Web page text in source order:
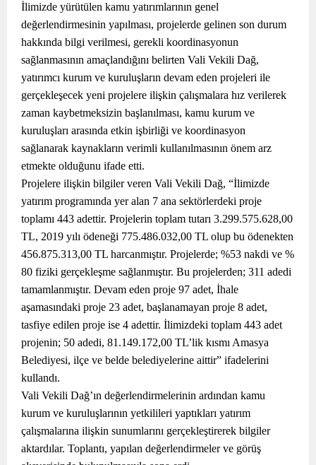
İlimizde yürütülen kamu yatırımlarının genel
değerlendirmesinin yapılması, projelerde gelinen son durum
hakkında bilgi verilmesi, gerekli koordinasyonun
sağlanmasının amaçlandığını belirten Vali Vekili Dağ,
yatırımcı kurum ve kuruluşların devam eden projeleri ile
gerçekleşecek yeni projelere ilişkin çalışmalara hız verilerek
zaman kaybetmeksizin başlanılması, kamu kurum ve
kuruluşları arasında etkin işbirliği ve koordinasyon
sağlanarak kaynakların verimli kullanılmasının önem arz
etmekte olduğunu ifade etti.
Projelere ilişkin bilgiler veren Vali Vekili Dağ, “İlimizde
yatırım programında yer alan 7 ana sektörlerdeki proje
toplamı 443 adettir. Projelerin toplam tutarı 3.299.575.628,00
TL, 2019 yılı ödeneği 775.486.032,00 TL olup bu ödenekten
456.875.313,00 TL harcanmıştır. Projelerde; %53 nakdi ve %
80 fiziki gerçekleşme sağlanmıştır. Bu projelerden; 311 adedi
tamamlanmıştır. Devam eden proje 97 adet, İhale
aşamasındaki proje 23 adet, başlanamayan proje 8 adet,
tasfiye edilen proje ise 4 adettir. İlimizdeki toplam 443 adet
projenin; 50 adedi, 81.149.172,00 TL’lik kısmı Amasya
Belediyesi, ilçe ve belde belediyelerine aittir” ifadelerini
kullandı.
Vali Vekili Dağ’ın değerlendirmelerinin ardından kamu
kurum ve kuruluşlarının yetkilileri yaptıkları yatırım
çalışmalarına ilişkin sunumlarını gerçekleştirerek bilgiler
aktardılar. Toplantı, yapılan değerlendirmeler ve görüş